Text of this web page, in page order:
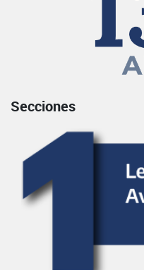
Secciones